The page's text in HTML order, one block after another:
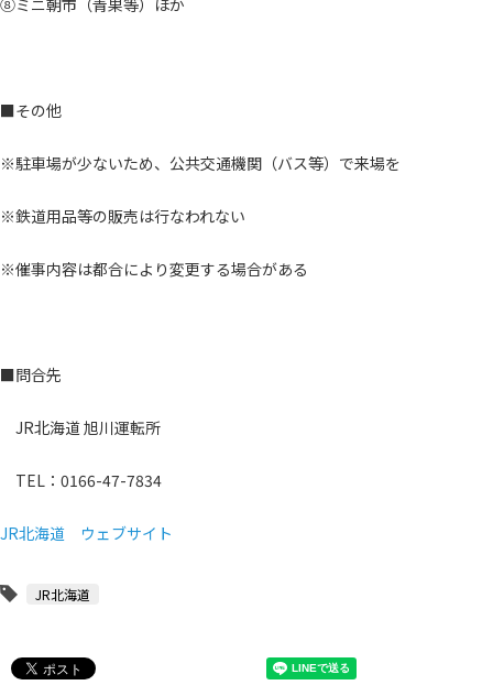
⑧ミニ朝市（青果等）ほか
■その他
※駐車場が少ないため、公共交通機関（バス等）で来場を
※鉄道用品等の販売は行なわれない
※催事内容は都合により変更する場合がある
■問合先
JR北海道 旭川運転所
TEL：0166-47-7834
JR北海道 ウェブサイト
JR北海道